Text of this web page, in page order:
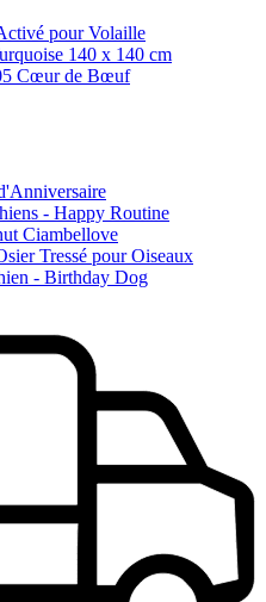
pour Volaille
140 x 140 cm
Cœur de Bœuf
- Happy Routine
Ciambellove
Tressé pour Oiseaux
- Birthday Dog